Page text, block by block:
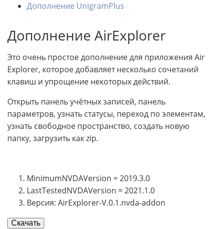
Дополнение UnigramPlus
Дополнение AirExplorer
Это очень простое дополнение для приложения Air
Explorer, которое добавляет несколько сочетаний
клавиш и упрощение некоторых действий.
Открыть панель учётных записей, панель
параметров, узнать статусы, переход по элементам,
узнать свободное пространство, создать новую
папку, загрузить как zip.
MinimumNVDAVersion = 2019.3.0
LastTestedNVDAVersion = 2021.1.0
Версия: AirExplorer-V.0.1.nvda-addon
Скачать